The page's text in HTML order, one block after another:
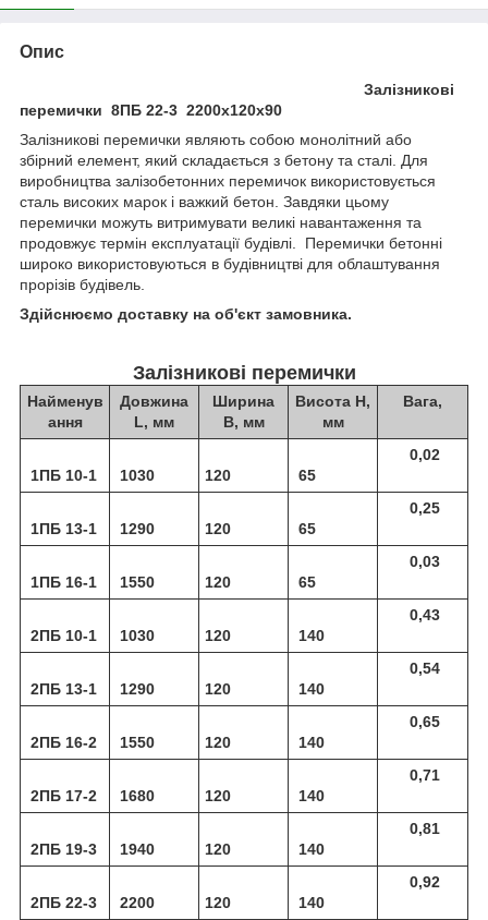
Опис
Залізникові
перемички 8ПБ 22-3 2200х120х90
Залізникові перемички являють собою монолітний або
збірний елемент, який складається з бетону та сталі. Для
виробництва залізобетонних перемичок використовується
сталь високих марок і важкий бетон. Завдяки цьому
перемички можуть витримувати великі навантаження та
продовжує термін експлуатації будівлі. Перемички бетонні
широко використовуються в будівництві для облаштування
прорізів будівель.
Здійснюємо доставку на об'єкт замовника.
Залізникові перемички
Найменув
ання
Довжина
L, мм
Ширина
В, мм
Висота Н,
мм
Вага,
1ПБ 10-1 1030 120 65
0,02
1ПБ 13-1 1290 120 65
0,25
1ПБ 16-1 1550 120 65
0,03
2ПБ 10-1 1030 120 140
0,43
2ПБ 13-1 1290 120 140
0,54
2ПБ 16-2 1550 120 140
0,65
2ПБ 17-2 1680 120 140
0,71
2ПБ 19-3 1940 120 140
0,81
2ПБ 22-3 2200 120 140
0,92